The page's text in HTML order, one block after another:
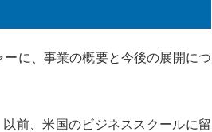
に、事業の概要と今後の展開につ
前、米国のビジネススクールに留